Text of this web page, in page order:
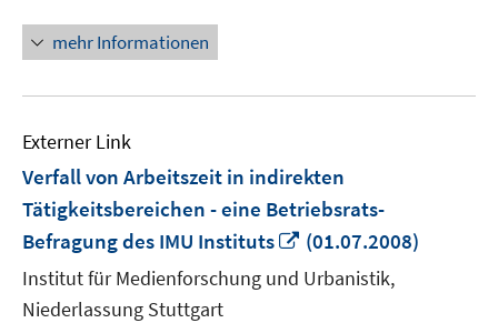
mehr Informationen
Externer Link
Verfall von Arbeitszeit in indirekten
Tätigkeitsbereichen - eine Betriebsrats-
Befragung des IMU Instituts
In
neuem
Fenster
(01.07.2008)
Institut für Medienforschung und Urbanistik,
Niederlassung Stuttgart